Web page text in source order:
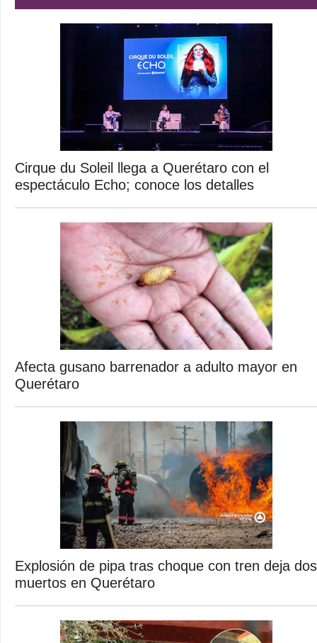
Cirque du Soleil llega a Querétaro con el
espectáculo Echo; conoce los detalles
Afecta gusano barrenador a adulto mayor en
Querétaro
Explosión de pipa tras choque con tren deja dos
muertos en Querétaro